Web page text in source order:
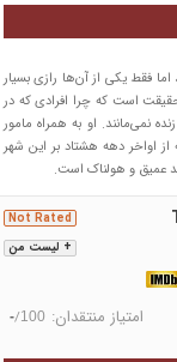
فقط یکی از آن‌ها رازی بسیار
است که چرا افرادی که در
نمی‌مانند. او به همراه مامور
اواخر دهه هشتاد بر این شهر
+ لیست من
Not Rated
امتیاز منتقدان: -/100